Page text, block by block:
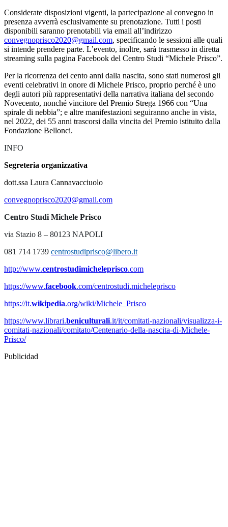
Considerate disposizioni vigenti, la partecipazione al convegno in
presenza avverrà esclusivamente su prenotazione. Tutti i posti
disponibili saranno prenotabili via email all’indirizzo
convegnoprisco2020@gmail.com, specificando le sessioni alle quali
si intende prendere parte. L’evento, inoltre, sarà trasmesso in diretta
streaming sulla pagina Facebook del Centro Studi “Michele Prisco”.
Per la ricorrenza dei cento anni dalla nascita, sono stati numerosi gli
eventi celebrativi in onore di Michele Prisco, proprio perché è uno
degli autori più rappresentativi della narrativa italiana del secondo
Novecento, nonché vincitore del Premio Strega 1966 con “Una
spirale di nebbia”; e altre manifestazioni seguiranno anche in vista,
nel 2022, dei 55 anni trascorsi dalla vincita del Premio istituito dalla
Fondazione Bellonci.
INFO
Segreteria organizzativa
dott.ssa Laura Cannavacciuolo
convegnoprisco2020@gmail.com
Centro Studi Michele Prisco
via Stazio 8 – 80123 NAPOLI
081 714 1739 centrostudiprisco@libero.it
http://www.centrostudimicheleprisco.com
https://www.facebook.com/centrostudi.micheleprisco
https://it.wikipedia.org/wiki/Michele_Prisco
https://www.librari.beniculturali.it/it/comitati-nazionali/visualizza-i-
comitati-nazionali/comitato/Centenario-della-nascita-di-Michele-
Prisco/
Publicidad